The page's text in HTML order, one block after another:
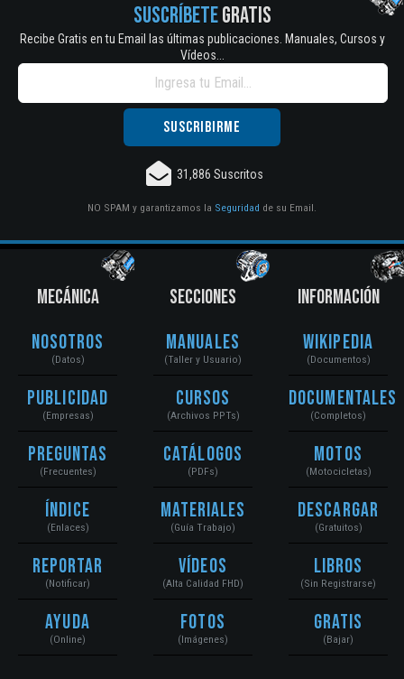
SUSCRÍBETEGRATIS
Recibe Gratis en tu Email las últimas publicaciones. Manuales, Cursos y
Vídeos...
31,886 Suscritos
NO SPAM y garantizamos la Seguridad de su Email.
MECÁNICA
Nosotros
(Datos)
Publicidad
(Empresas)
Preguntas
(Frecuentes)
Índice
(Enlaces)
Reportar
(Notificar)
Ayuda
(Online)
SECCIONES
Manuales
(Taller y Usuario)
Cursos
(Archivos PPTs)
Catálogos
(PDFs)
Materiales
(Guía Trabajo)
Vídeos
(Alta Calidad FHD)
Fotos
(Imágenes)
INFORMACIÓN
Wikipedia
(Documentos)
Documentales
(Completos)
Motos
(Motocicletas)
Descargar
(Gratuitos)
Libros
(Sin Registrarse)
Gratis
(Bajar)